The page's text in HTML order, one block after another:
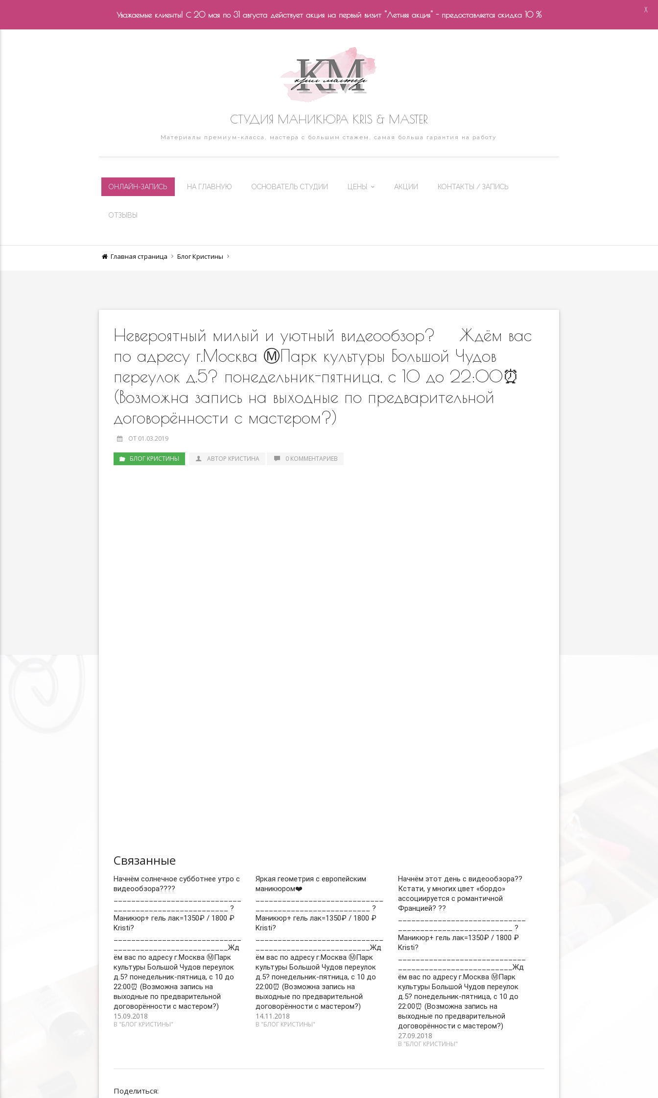
СТУДИЯ МАНИКЮРА KRIS & MASTER
Материалы премиум-класса, мастера с большим стажем, самая больша гарантия на работу
ОНЛАЙН-ЗАПИСЬ НА ГЛАВНУЮ ОСНОВАТЕЛЬ СТУДИИ ЦЕНЫ АКЦИИ КОНТАКТЫ / ЗАПИСЬ
ОТЗЫВЫ
Главная страница Блог Кристины
Невероятный милый и уютный видеообзор? ⠀ Ждём вас
по адресу г.Москва Ⓜ️Парк культуры Большой Чудов
переулок д.5? понедельник-пятница, с 10 до 22:00⏰
(Возможна запись на выходные по предварительной
договорённости с мастером?)
ОТ 01.03.2019
БЛОГ КРИСТИНЫ АВТОР КРИСТИНА 0 КОММЕНТАРИЕВ
Связанные
Начнём солнечное субботнее утро с
видеообзора????
__________________________ ?
Маникюр+ гель лак=1350₽ / 1800 ₽
Kristi?
__________________________Жд
ём вас по адресу г.Москва Ⓜ️Парк
культуры Большой Чудов переулок
д.5? понедельник-пятница, с 10 до
22:00⏰ (Возможна запись на
выходные по предварительной
договорённости с мастером?)
15.09.2018
В "БЛОГ КРИСТИНЫ"
Яркая геометрия с европейским
маникюром❤️
__________________________ ?
Маникюр+ гель лак=1350₽ / 1800 ₽
Kristi?
__________________________Жд
ём вас по адресу г.Москва Ⓜ️Парк
культуры Большой Чудов переулок
д.5? понедельник-пятница, с 10 до
22:00⏰ (Возможна запись на
выходные по предварительной
договорённости с мастером?)
14.11.2018
В "БЛОГ КРИСТИНЫ"
Начнём этот день с видеообзора??
Кстати, у многих цвет «бордо»
ассоциируется с романтичной
Францией? ??
__________________________ ?
Маникюр+ гель лак=1350₽ / 1800 ₽
Kristi?
__________________________Жд
ём вас по адресу г.Москва Ⓜ️Парк
культуры Большой Чудов переулок
д.5? понедельник-пятница, с 10 до
22:00⏰ (Возможна запись на
выходные по предварительной
договорённости с мастером?)
27.09.2018
В "БЛОГ КРИСТИНЫ"
Поделиться:
Уважаемые клиенты! С 20 мая по 31 августа действует акция на первый визит "Летняя акция" - предоставляется скидка 10 %
X